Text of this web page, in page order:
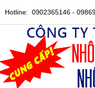
Hotline: 0902365146 -